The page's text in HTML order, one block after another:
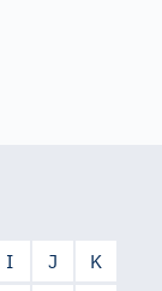
I J
K